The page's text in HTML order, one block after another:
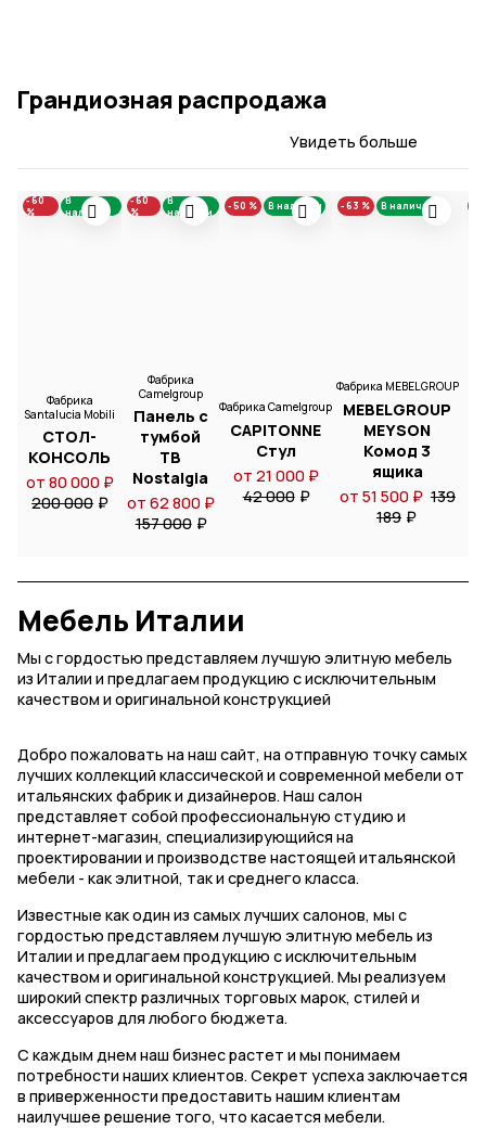
Грандиозная распродажа
Увидеть больше
Фабрика
Santalucia Mobili
СТОЛ-
КОНСОЛЬ
от 80 000 ₽
200 000 ₽
- 60
%
В
наличии
Фабрика
Camelgroup
Панель с
тумбой
ТВ
Nostalgia
от 62 800 ₽
157 000 ₽
- 60
%
В
наличии
Фабрика Camelgroup
CAPITONNE
Стул
от 21 000 ₽
42 000 ₽
- 50 % В наличии
Фабрика MEBELGROUP
MEBELGROUP
MEYSON
Комод 3
ящика
от 51 500 ₽ 139
189 ₽
- 63 % В наличии
Мебель Италии
Мы с гордостью представляем лучшую элитную мебель
из Италии и предлагаем продукцию с исключительным
качеством и оригинальной конструкцией
Добро пожаловать на наш сайт, на отправную точку самых
лучших коллекций классической и современной мебели от
итальянских фабрик и дизайнеров. Наш салон
представляет собой профессиональную студию и
интернет-магазин, специализирующийся на
проектировании и производстве настоящей итальянской
мебели - как элитной, так и среднего класса.
Известные как один из самых лучших салонов, мы с
гордостью представляем лучшую элитную мебель из
Италии и предлагаем продукцию с исключительным
качеством и оригинальной конструкцией. Мы реализуем
широкий спектр различных торговых марок, стилей и
аксессуаров для любого бюджета.
С каждым днем наш бизнес растет и мы понимаем
потребности наших клиентов. Секрет успеха заключается
в приверженности предоставить нашим клиентам
наилучшее решение того, что касается мебели.